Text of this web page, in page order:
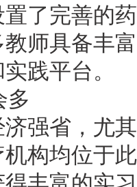
了完善的
师具备丰
践平台。
多
强省，尤
构均位于